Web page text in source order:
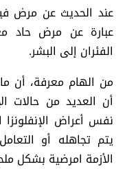
عند الحديث عن مرض
عبارة عن مرض حاد
الفئران إلى البشر.
من الهام معرفة، أن
أن العديد من حالات
نفس أعراض
يتم تجاهله أو
الأزمة امرضية بشكل